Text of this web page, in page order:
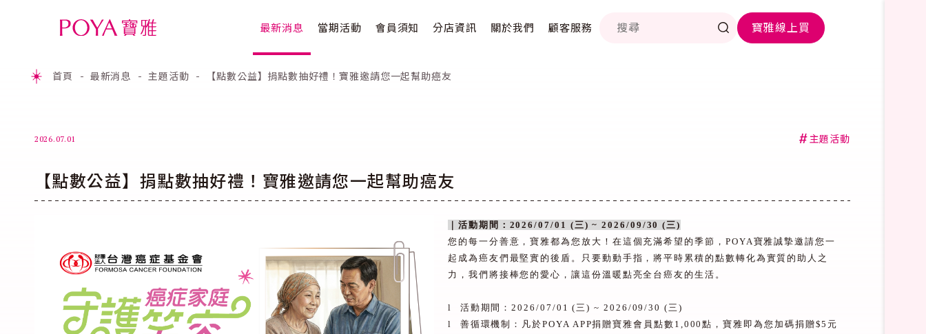
最新消息 當期活動 會員須知 分店資訊 關於我們 顧客服務 寶雅線上買
首頁 最新消息 主題活動 【點數公益】捐點數抽好禮！寶雅邀請您一起幫助癌友
2026.07.01 #主題活動
【點數公益】捐點數抽好禮！寶雅邀請您一起幫助癌友
｜活動期間： 2026/07/01 (三) ~ 2026/09/30 (三)
您的每一分善意，寶雅都為您放大！在這個充滿希望的季節， POYA寶雅誠摯邀請您一
起成為癌友們最堅實的後盾。只要動動手指，將平時累積的點數轉化為實質的助人之
力，我們將接棒您的愛心，讓這份溫暖點亮全台癌友的生活。
l 活動期間：2026/07/01 (三) ~ 2026/09/30 (三 )
l
善循環機制：凡於POYA APP捐贈寶雅會員點數 1,000點，寶雅即為您加碼捐贈$5 元